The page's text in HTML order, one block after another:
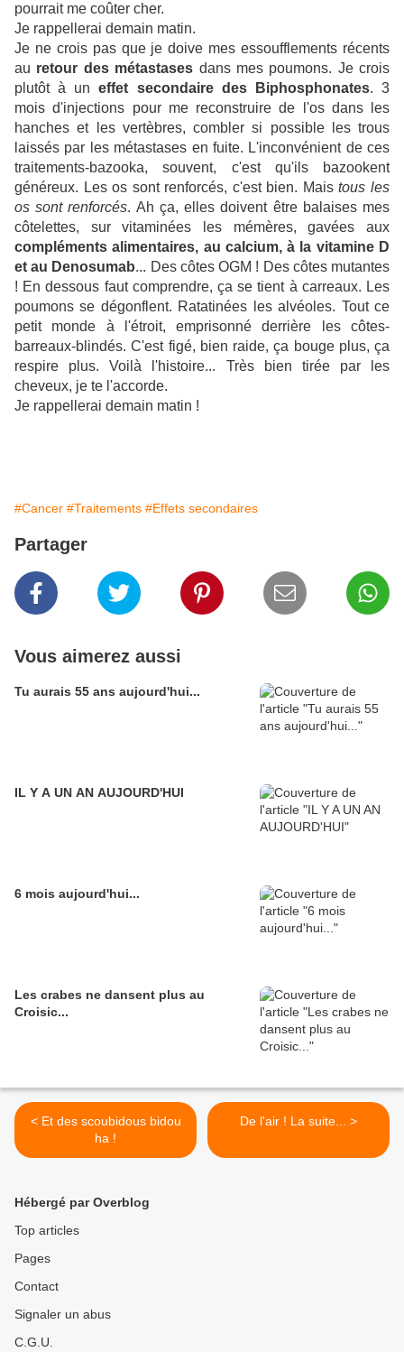
pourrait me coûter cher.
Je rappellerai demain matin.
Je ne crois pas que je doive mes essoufflements récents
au retour des métastases dans mes poumons. Je crois
plutôt à uneffet secondaire des Biphosphonates. 3
mois d'injections pour me reconstruire de l'os dans les
hanches et les vertèbres, combler si possible les trous
laissés par les métastases en fuite. L'inconvénient de ces
traitements-bazooka, souvent, c'est qu'ils bazookent
généreux. Les os sont renforcés, c'est bien. Maistous les
os sont renforcés. Ah ça, elles doivent être balaises mes
côtelettes, sur vitaminées les mémères, gavées aux
compléments alimentaires, au calcium, à la vitamine D
et au Denosumab... Des côtes OGM ! Des côtes mutantes
! En dessous faut comprendre, ça se tient à carreaux. Les
poumons se dégonflent. Ratatinées les alvéoles. Tout ce
petit monde à l'étroit, emprisonné derrière les côtes-
barreaux-blindés. C'est figé, bien raide, ça bouge plus, ça
respire plus. Voilà l'histoire... Très bien tirée par les
cheveux, je te l'accorde.
Je rappellerai demain matin !
#Cancer #Traitements #Effets secondaires
Partager
Vous aimerez aussi
Tu aurais 55 ans aujourd'hui...
IL Y A UN AN AUJOURD'HUI
6 mois aujourd'hui...
Les crabes ne dansent plus au
Croisic...
< Et des scoubidous bidou
ha !
De l'air ! La suite... >
Hébergé par Overblog
Top articles
Pages
Contact
Signaler un abus
C.G.U.